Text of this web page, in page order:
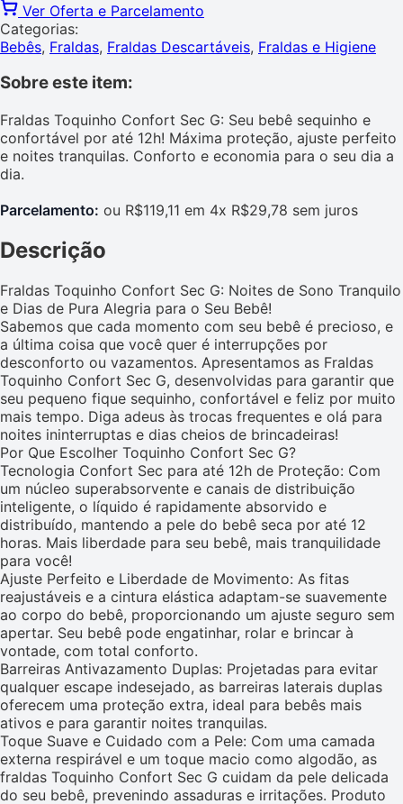
Ver Oferta e Parcelamento
Categorias:
Bebês, Fraldas, Fraldas Descartáveis, Fraldas e Higiene
Sobre este item:
Fraldas Toquinho Confort Sec G: Seu bebê sequinho e
confortável por até 12h! Máxima proteção, ajuste perfeito
e noites tranquilas. Conforto e economia para o seu dia a
dia.
Parcelamento: ou R$119,11 em 4x R$29,78 sem juros
Descrição
Fraldas Toquinho Confort Sec G: Noites de Sono Tranquilo
e Dias de Pura Alegria para o Seu Bebê!
Sabemos que cada momento com seu bebê é precioso, e
a última coisa que você quer é interrupções por
desconforto ou vazamentos. Apresentamos as Fraldas
Toquinho Confort Sec G, desenvolvidas para garantir que
seu pequeno fique sequinho, confortável e feliz por muito
mais tempo. Diga adeus às trocas frequentes e olá para
noites ininterruptas e dias cheios de brincadeiras!
Por Que Escolher Toquinho Confort Sec G?
Tecnologia Confort Sec para até 12h de Proteção: Com
um núcleo superabsorvente e canais de distribuição
inteligente, o líquido é rapidamente absorvido e
distribuído, mantendo a pele do bebê seca por até 12
horas. Mais liberdade para seu bebê, mais tranquilidade
para você!
Ajuste Perfeito e Liberdade de Movimento: As fitas
reajustáveis e a cintura elástica adaptam-se suavemente
ao corpo do bebê, proporcionando um ajuste seguro sem
apertar. Seu bebê pode engatinhar, rolar e brincar à
vontade, com total conforto.
Barreiras Antivazamento Duplas: Projetadas para evitar
qualquer escape indesejado, as barreiras laterais duplas
oferecem uma proteção extra, ideal para bebês mais
ativos e para garantir noites tranquilas.
Toque Suave e Cuidado com a Pele: Com uma camada
externa respirável e um toque macio como algodão, as
fraldas Toquinho Confort Sec G cuidam da pele delicada
do seu bebê, prevenindo assaduras e irritações. Produto